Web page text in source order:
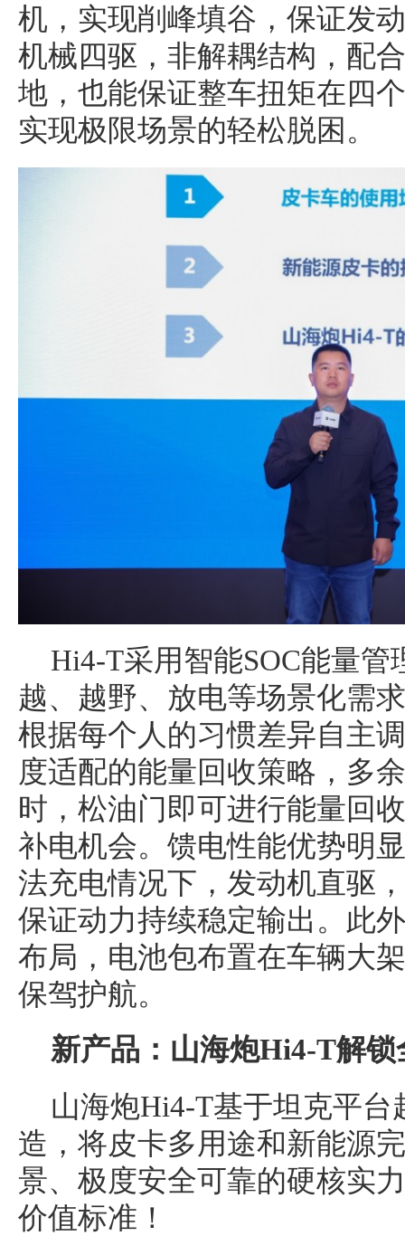
机，实现削峰填谷，保证发
机械四驱，非解耦结构，配
地，也能保证整车扭矩在四
实现极限场景的轻松脱困。
Hi4-T采用智能SOC能量
越、越野、放电等场景化需
根据每个人的习惯差异自主
度适配的能量回收策略，多
时，松油门即可进行能量回
补电机会。馈电性能优势明
法充电情况下，发动机直驱
保证动力持续稳定输出。此
布局，电池包布置在车辆大
保驾护航。
新产品：山海炮Hi4-T解
山海炮Hi4-T基于坦克平
造，将皮卡多用途和新能源
景、极度安全可靠的硬核实
价值标准！